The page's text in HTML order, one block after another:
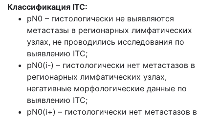
Классификация ITC:
pN0 – гистологически не выявляются
метастазы в регионарных лимфатических
узлах, не проводились исследования по
выявлению ITC;
pN0(i-) – гистологически нет метастазов в
регионарных лимфатических узлах,
негативные морфологические данные по
выявлению ITC;
pN0(i+) – гистологически нет метастазов в